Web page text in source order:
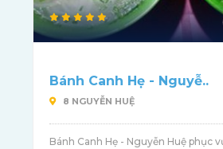
Bánh Canh Hẹ - Nguyễ..
8 NGUYỄN HUỆ
Bánh Canh Hẹ - Nguyễn Huệ phục